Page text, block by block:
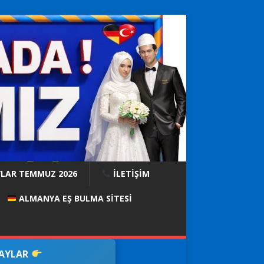
TEMMUZ 2026 İLETİŞİM
ALMANYA EŞ BULMA SITESI